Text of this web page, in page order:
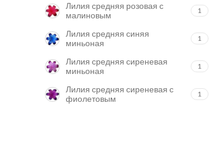
Лилия средняя розовая с
малиновым
1
Лилия средняя синяя
миньоная
1
Лилия средняя сиреневая
миньоная
1
Лилия средняя сиреневая с
фиолетовым
1